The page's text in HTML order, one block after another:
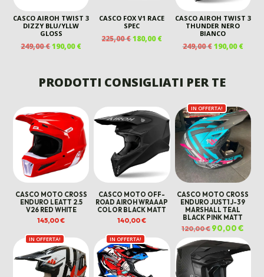
CASCO AIROH TWIST 3
DIZZY BLU/YLLW
GLOSS
249,00€IL
ERA:
249,00 €.
190,00€IL
È:
190,00 €.
CASCO FOX V1 RACE
SPEC
225,00€IL
225,00 €.
180,00€IL
PREZZO
180,00 €.
CASCO AIROH TWIST 3
THUNDER NERO
BIANCO
249,00€ IL
ERA:
249,00 €.
190,00€IL
PRODOTTI CONSIGLIATI PER TE
CASCO MOTO CROSS
ENDURO LEATT 2.5
V26 RED WHITE
145,00€
CASCO MOTO OFF-
ROAD AIROH WRAAAP
COLOR BLACK MATT
140,00€
IN OFFERTA!
CASCO MOTO CROSS
ENDURO JUST1 J-39
MARSHALL TEAL
BLACK PINK MATT
120,00€ Il
prezzo
originale
era:
120,00 €.
90,00€
è:
IN OFFERTA! IN OFFERTA!